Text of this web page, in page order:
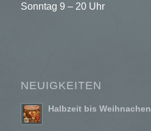
Sonntag 9 – 20 Uhr
NEUIGKEITEN
Halbzeit bis Weihnachen